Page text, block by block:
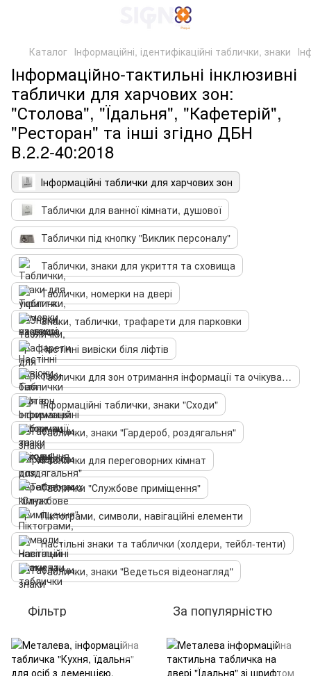
Каталог Інформаційні, ідентифікаційні таблички, знаки
Інформаційно-тактильні інклюзивні
таблички для харчових зон:
"Столова", "Їдальня", "Кафетерій",
"Ресторан" та інші згідно ДБН
В.2.2-40:2018
Інформаційні таблички для харчових зон
Таблички для ванної кімнати, душової
Таблички під кнопку "Виклик персоналу"
Таблички, знаки для укриття та сховища
Таблички, номерки на двері
Знаки, таблички, трафарети для парковки
Настінні вивіски біля ліфтів
Таблички для зон отримання інформації та очікування
Інформаційні таблички, знаки "Сходи"
Таблички, знаки "Гардероб, роздягальня"
Таблички для переговорних кімнат
Таблички "Службове приміщення"
Піктограми, символи, навігаційні елементи
Настільні знаки та таблички (холдери, тейбл-тенти)
Таблички, знаки "Ведеться відеонагляд"
Фільтр За популярністю